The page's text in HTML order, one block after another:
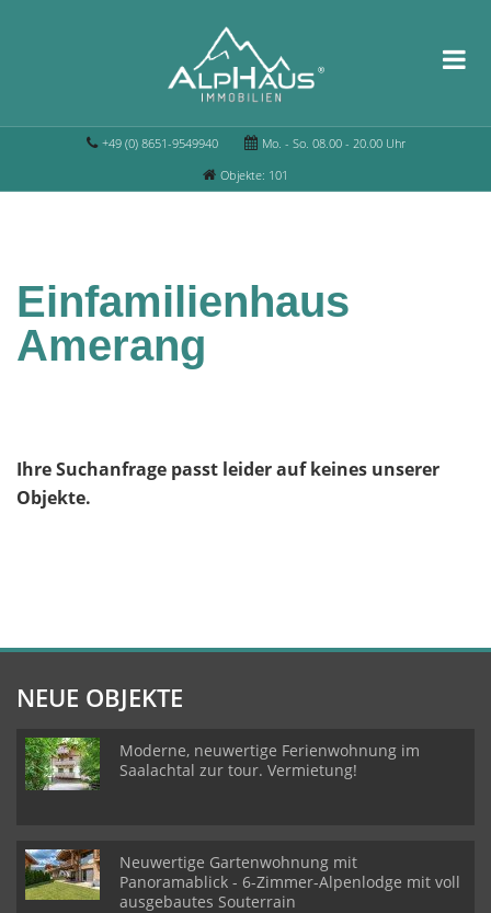
+49 (0) 8651-9549940
Mo. - So. 08.00 - 20.00 Uhr
Objekte: 101
Einfamilienhaus
Amerang
Ihre Suchanfrage passt leider auf keines unserer
Objekte.
NEUE OBJEKTE
Moderne, neuwertige Ferienwohnung im
Saalachtal zur tour. Vermietung!
Neuwertige Gartenwohnung mit
Panoramablick - 6-Zimmer-Alpenlodge mit voll
ausgebautes Souterrain